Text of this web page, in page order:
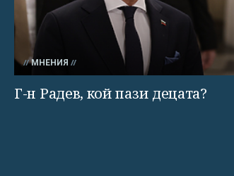
МНЕНИЯ
Г-н Радев, кой пази децата?